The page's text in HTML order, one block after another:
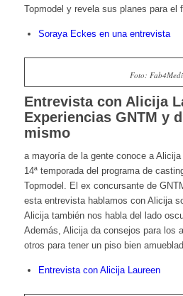
Topmodel y revela sus planes para el
Soraya Eckes en una entrevista
Foto:
Entrevista con Alicija
Experiencias GNTM y
mismo
a mayoría de la gente conoce a
14ª temporada del programa de
Topmodel. El ex concursante de
esta entrevista hablamos con Alicija
Alicija también nos habla del lado
Además, Alicija da consejos para los
otros para tener un piso bien
Entrevista con Alicija Laureen